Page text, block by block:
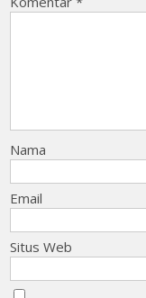
Nama
Email
Situs Web